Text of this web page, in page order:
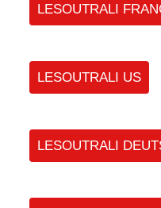
LESOUTRALI
LESOUTRALI US
LESOUTRALI